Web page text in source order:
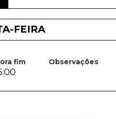
FEIRA
fim Observações